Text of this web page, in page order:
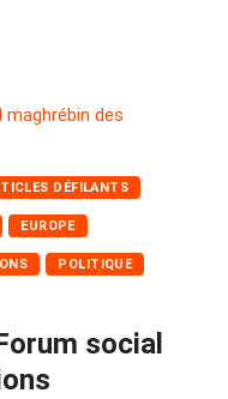
DÉFILANTS
EUROPE
POLITIQUE
social